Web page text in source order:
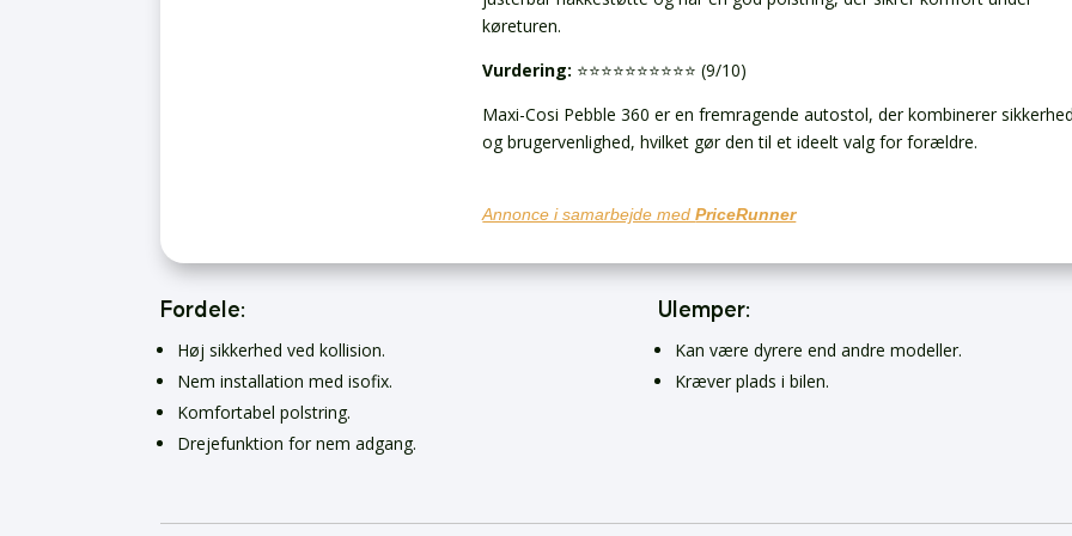
køreturen.
Vurdering: ⭐️⭐️⭐️⭐️⭐️⭐️⭐️⭐️⭐️⭐️ (9/10)
Maxi-Cosi Pebble 360 er en fremragende autostol, der kombinerer
og brugervenlighed, hvilket gør den til et ideelt valg for forældre.
Annonce i samarbejde medPriceRunner
Fordele:
Høj sikkerhed ved kollision.
Nem installation med isofix.
Komfortabel polstring.
Drejefunktion for nem adgang.
Ulemper:
Kan være dyrere end andre modeller.
Kræver plads i bilen.